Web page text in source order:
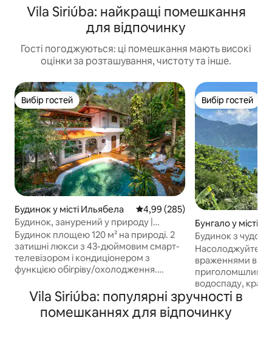
Vila Siriúba: найкращі помешкання
для відпочинку
Гості погоджуються: ці помешкання мають високі
оцінки за розташування, чистоту та інше.
Вибір гостей
Вибір гостей
Будинок у місті Ильябела Середня оцінка: 4,99 з 5,
4,99 (285)
Будинок, занурений у природу |
Басейн | Дах із підсвічуванням
Будинок площею 120 м² на природі. 2
затишні люкси з 43-дюймовим смарт-
телевізором і кондиціонером з
функцією обігріву/охолодження.
смарт-телевізором і кондиціонером.
Повністю обладнана кухня з
холодильником на 430 л і
Вибір гостей
Вибір гостей
Бунгало у місті
Будинок з
море/красивий
враженнями в
водоспаду,
розташований; в
історичного
Vila Siriúba: популярні зручності в
помешканнях для відпочинку